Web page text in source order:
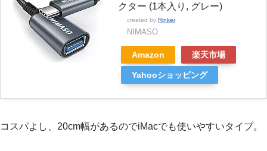
クター (1本入り, グレー)
created by Rinker
NIMASO
Amazon 楽天市場
Yahooショッピング
コスパよし、20cm幅があるのでiMacでも使いやすいタイプ。